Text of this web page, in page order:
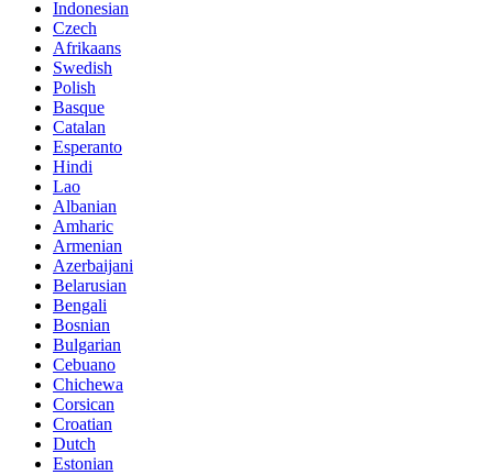
Indonesian
Czech
Afrikaans
Swedish
Polish
Basque
Catalan
Esperanto
Hindi
Lao
Albanian
Amharic
Armenian
Azerbaijani
Belarusian
Bengali
Bosnian
Bulgarian
Cebuano
Chichewa
Corsican
Croatian
Dutch
Estonian